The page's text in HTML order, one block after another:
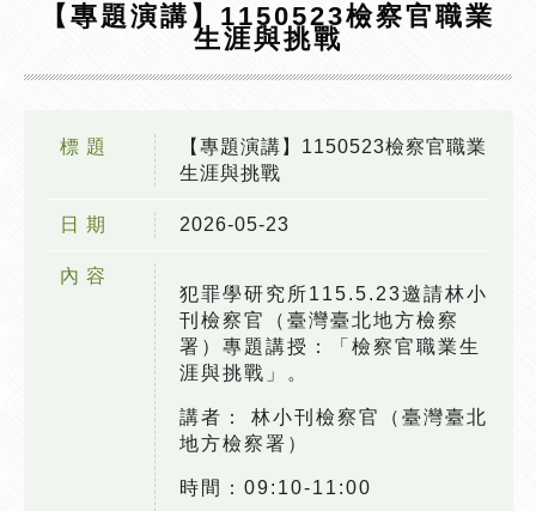
【專題演講】1150523檢察官職業
生涯與挑戰
標 題
【專題演講】1150523檢察官職業
生涯與挑戰
日 期 2026-05-23
內 容
犯罪學研究所115.5.23邀請林小
刊檢察官（臺灣臺北地方檢察
署）專題講授：「檢察官職業生
涯與挑戰」。
講者： 林小刊檢察官（臺灣臺北
地方檢察署）
時間：09:10-11:00